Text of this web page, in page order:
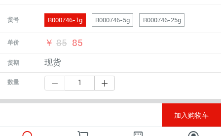
货号 R000746-1g R000746-5g R000746-25g
单价 ￥ 85 85
货期 现货
数量
加入购物车